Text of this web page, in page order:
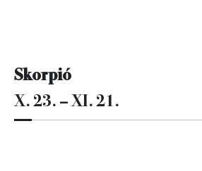
Skorpió
X. 23. – XI. 21.